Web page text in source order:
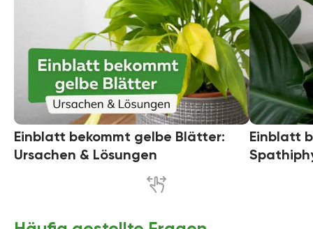
Einblatt bekommt gelbe Blätter:
Ursachen & Lösungen
Einblatt